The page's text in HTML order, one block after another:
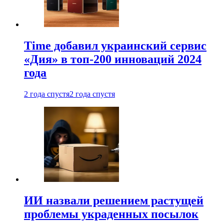
Time добавил украинский сервис
«Дия» в топ-200 инноваций 2024
года
2 года спустя2 года спустя
ИИ назвали решением растущей
проблемы украденных посылок